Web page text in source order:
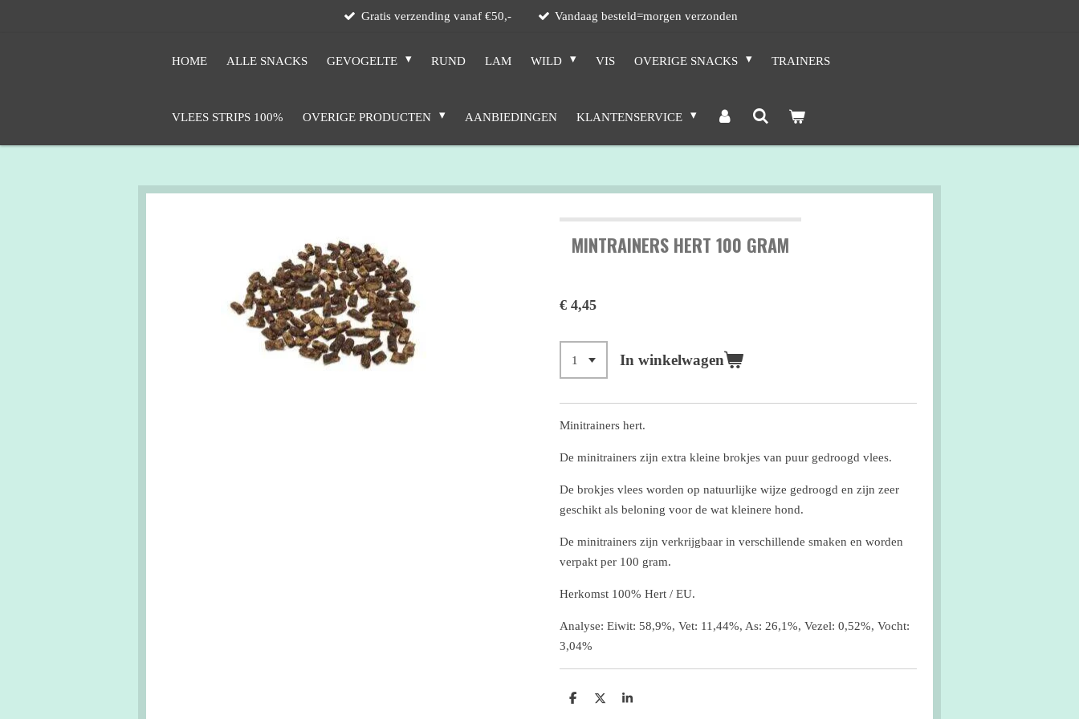
Gratis verzending vanaf €50,- Vandaag besteld=morgen verzonden
HOME ALLE SNACKS GEVOGELTE RUND LAM WILD VIS OVERIGE SNACKS TRAINERS
VLEES STRIPS 100% OVERIGE PRODUCTEN AANBIEDINGEN KLANTENSERVICE
MINTRAINERS HERT 100 GRAM
€ 4,45
In winkelwagen
Minitrainers hert.
De minitrainers zijn extra kleine brokjes van puur gedroogd vlees.
De brokjes vlees worden op natuurlijke wijze gedroogd en zijn zeer
geschikt als beloning voor de wat kleinere hond.
De minitrainers zijn verkrijgbaar in verschillende smaken en worden
verpakt per 100 gram.
Herkomst 100% Hert / EU.
Analyse: Eiwit: 58,9%, Vet: 11,44%, As: 26,1%, Vezel: 0,52%, Vocht:
3,04%
D
D
S